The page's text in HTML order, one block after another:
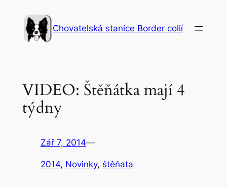
obsah
Chovatelská stanice Border colií
VIDEO: Štěňátka mají 4
týdny
Zář 7, 2014—
2014, Novinky, štěňata